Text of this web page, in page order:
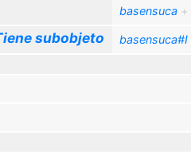
basensuca +
subobjeto basensuca#I